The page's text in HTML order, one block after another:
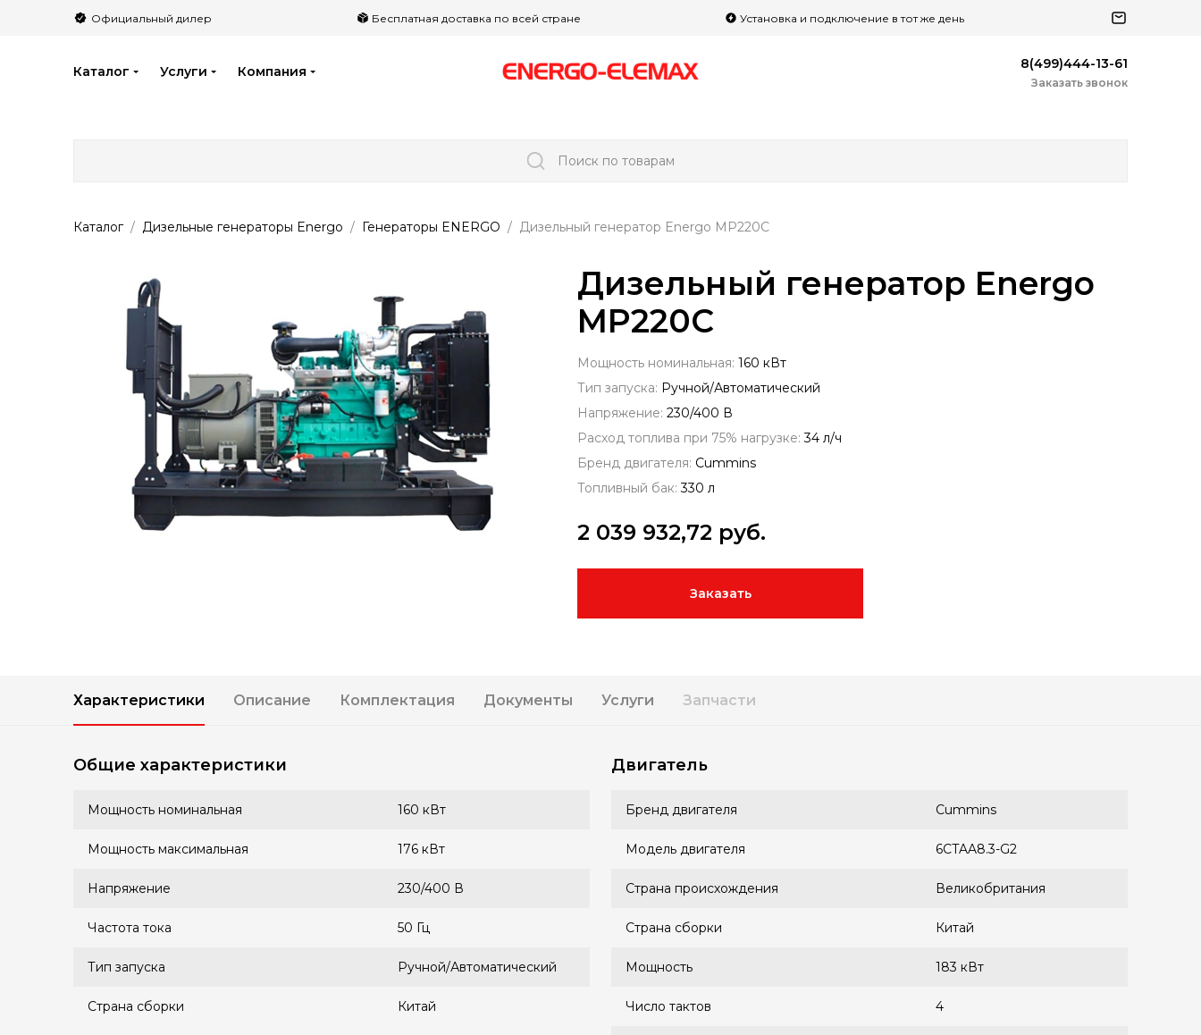
Официальный дилер Бесплатная доставка по всей стране Установка и подключение в тот же день
Каталог Услуги Компания
8(499)444-13-61
Заказать звонок
Поиск по товарам
Каталог Дизельные генераторы Energo Генераторы ENERGO Дизельный генератор Energo MP220C
Дизельный генератор Energo
MP220C
Мощность номинальная: 160 кВт
Тип запуска: Ручной/Автоматический
Напряжение: 230/400 В
Расход топлива при 75% нагрузке:34 л/ч
Бренд двигателя: Cummins
Топливный бак:330 л
2 039 932,72 руб.
Заказать
Характеристики Описание Комплектация Документы Услуги Запчасти
Общие характеристики
Мощность номинальная 160 кВт
Мощность максимальная 176 кВт
Напряжение 230/400 В
Частота тока 50 Гц
Тип запуска Ручной/Автоматический
Страна сборки Китай
Двигатель
Бренд двигателя Cummins
Модель двигателя 6CTAA8.3-G2
Страна происхождения Великобритания
Страна сборки Китай
Мощность 183 кВт
Число тактов 4